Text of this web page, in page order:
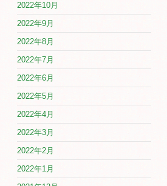
2022年10月
2022年9月
2022年8月
2022年7月
2022年6月
2022年5月
2022年4月
2022年3月
2022年2月
2022年1月